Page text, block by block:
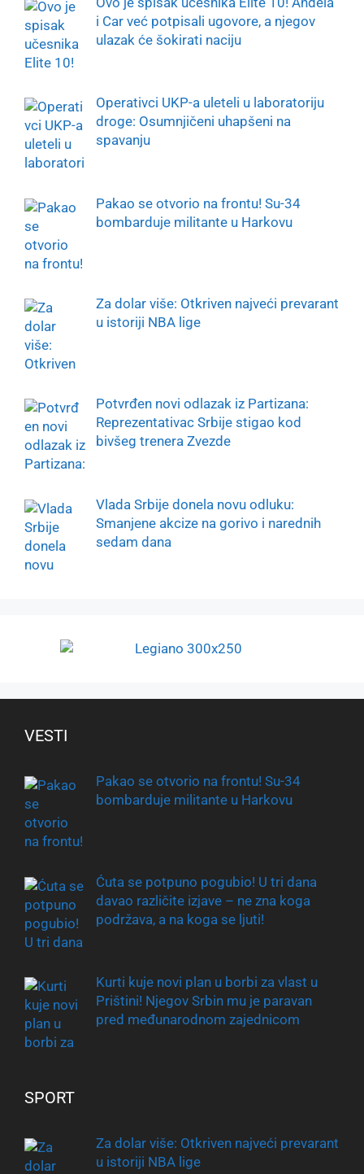
i Car već potpisali ugovore, a njegov
ulazak će šokirati naciju
Operativci UKP-a uleteli u laboratoriju
droge: Osumnjičeni uhapšeni na
spavanju
Pakao se otvorio na frontu! Su-34
bombarduje militante u Harkovu
Za dolar više: Otkriven najveći prevarant
u istoriji NBA lige
Potvrđen novi odlazak iz Partizana:
Reprezentativac Srbije stigao kod
bivšeg trenera Zvezde
Vlada Srbije donela novu odluku:
Smanjene akcize na gorivo i narednih
sedam dana
VESTI
Pakao se otvorio na frontu! Su-34
bombarduje militante u Harkovu
Ćuta se potpuno pogubio! U tri dana
davao različite izjave – ne zna koga
podržava, a na koga se ljuti!
Kurti kuje novi plan u borbi za vlast u
Prištini! Njegov Srbin mu je paravan
pred međunarodnom zajednicom
SPORT
Za dolar više: Otkriven najveći prevarant
u istoriji NBA lige